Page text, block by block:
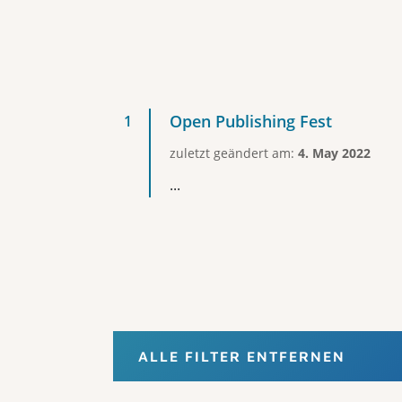
Open Publishing Fest
zuletzt geändert am: 4. May 2022
...
ALLE FILTER ENTFERNEN